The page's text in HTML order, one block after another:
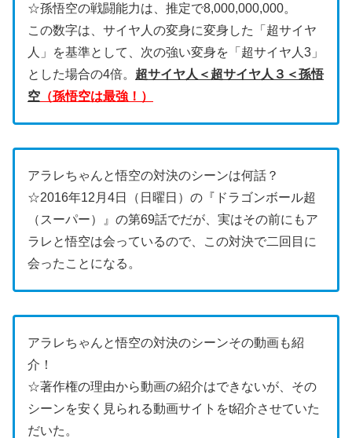
☆孫悟空の戦闘能力は、推定で8,000,000,000。
この数字は、サイヤ人の変身に変身した「超サイヤ
人」を基準として、次の強い変身を「超サイヤ人3」
とした場合の4倍。 超サイヤ人＜超サイヤ人３＜孫悟
空 （孫悟空は最強！）
アラレちゃんと悟空の対決のシーンは何話？
☆2016年12月4日（日曜日）の『ドラゴンボール超
（スーパー）』の第69話でだが、実はその前にもア
ラレと悟空は会っているので、この対決で二回目に
会ったことになる。
アラレちゃんと悟空の対決のシーンその動画も紹
介！
☆著作権の理由から動画の紹介はできないが、その
シーンを安く見られる動画サイトをt紹介させていた
だいた。